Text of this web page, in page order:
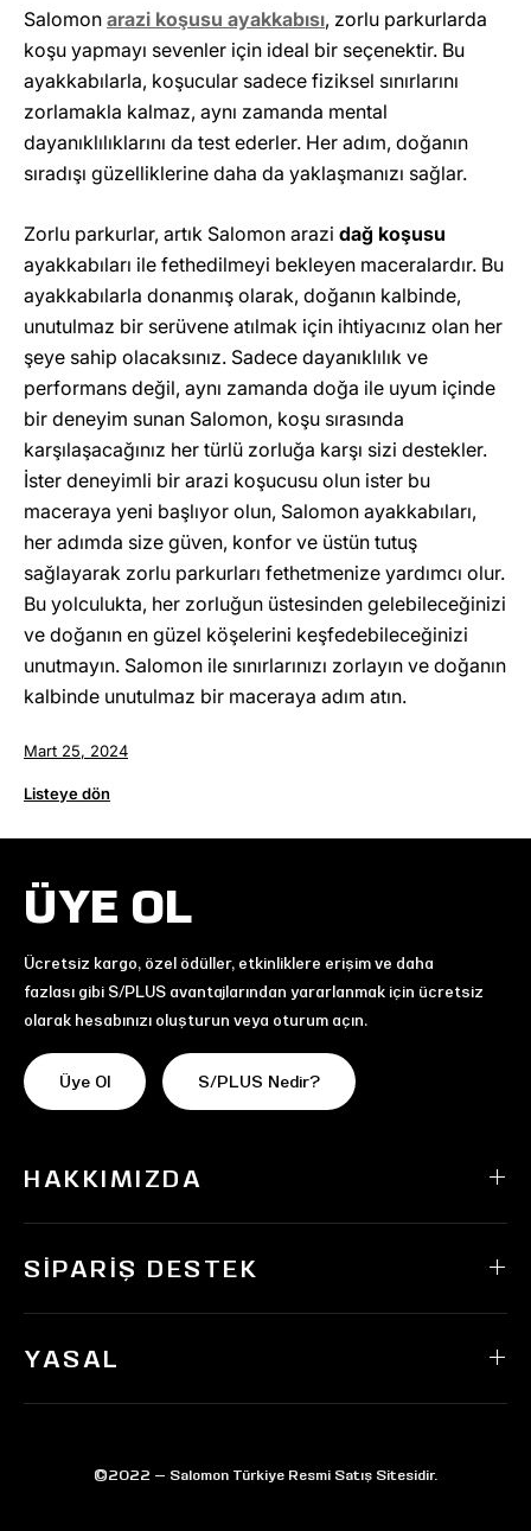
Salomon arazi koşusu ayakkabısı, zorlu parkurlarda
koşu yapmayı sevenler için ideal bir seçenektir. Bu
ayakkabılarla, koşucular sadece fiziksel sınırlarını
zorlamakla kalmaz, aynı zamanda mental
dayanıklılıklarını da test ederler. Her adım, doğanın
sıradışı güzelliklerine daha da yaklaşmanızı sağlar.
Zorlu parkurlar, artık Salomon arazi dağ koşusu
ayakkabıları ile fethedilmeyi bekleyen maceralardır. Bu
ayakkabılarla donanmış olarak, doğanın kalbinde,
unutulmaz bir serüvene atılmak için ihtiyacınız olan her
şeye sahip olacaksınız. Sadece dayanıklılık ve
performans değil, aynı zamanda doğa ile uyum içinde
bir deneyim sunan Salomon, koşu sırasında
karşılaşacağınız her türlü zorluğa karşı sizi destekler.
İster deneyimli bir arazi koşucusu olun ister bu
maceraya yeni başlıyor olun, Salomon ayakkabıları,
her adımda size güven, konfor ve üstün tutuş
sağlayarak zorlu parkurları fethetmenize yardımcı olur.
Bu yolculukta, her zorluğun üstesinden gelebileceğinizi
ve doğanın en güzel köşelerini keşfedebileceğinizi
unutmayın. Salomon ile sınırlarınızı zorlayın ve doğanın
kalbinde unutulmaz bir maceraya adım atın.
Mart 25, 2024
Listeye dön
ÜYE OL
Ücretsiz kargo, özel ödüller, etkinliklere erişim ve daha
fazlası gibi S/PLUS avantajlarından yararlanmak için ücretsiz
olarak hesabınızı oluşturun veya oturum açın.
Üye Ol S/PLUS Nedir?
HAKKIMIZDA
SIPARIŞ DESTEK
YASAL
©2022 — Salomon Türkiye Resmi Satış Sitesidir.